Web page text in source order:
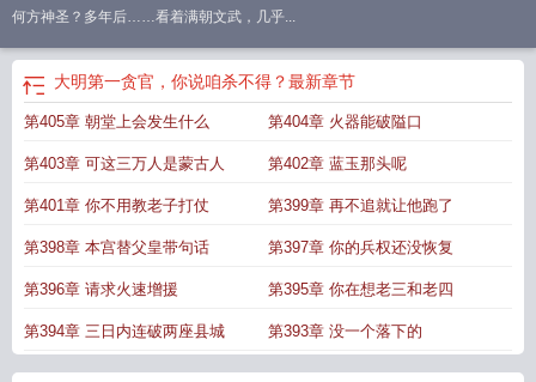
何方神圣？多年后……看着满朝文武，几乎...
大明第一贪官，你说咱杀不得？最新章节
第405章 朝堂上会发生什么 第404章 火器能破隘口
第403章 可这三万人是蒙古人 第402章 蓝玉那头呢
第401章 你不用教老子打仗 第399章 再不追就让他跑了
第398章 本宫替父皇带句话 第397章 你的兵权还没恢复
第396章 请求火速增援 第395章 你在想老三和老四
第394章 三日内连破两座县城 第393章 没一个落下的